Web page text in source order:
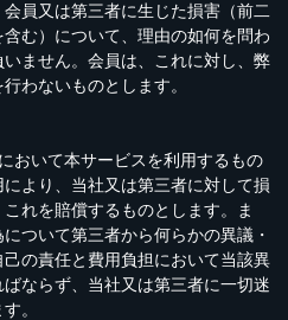
員又は第三者に生じた損害（前二
む）について、理由の如何を問わ
ません。会員は、これに対し、弊
わないものとします。
おいて本サービスを利用するもの
より、当社又は第三者に対して損
れを賠償するものとします。ま
ついて第三者から何らかの異議・
の責任と費用負担において当該異
ならず、当社又は第三者に一切迷
。